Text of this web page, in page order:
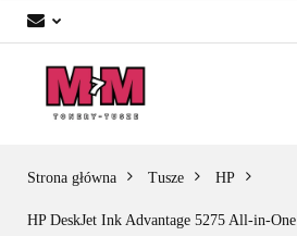
Strona główna Tusze HP
HP DeskJet Ink Advantage 5275 All-in-One